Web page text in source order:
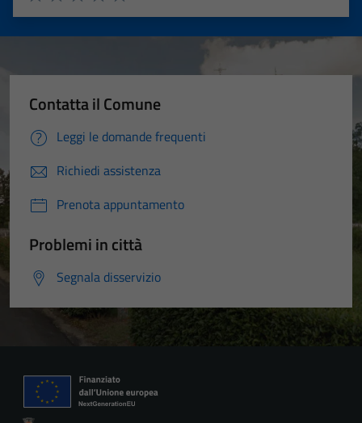
Valuta 5 stelle su 5
Valuta 4 stelle su 5
Valuta 3 stelle su 5
Valuta 2 stelle su 5
Valuta 1 stelle su 5
Contatta il Comune
Leggi le domande frequenti
Richiedi assistenza
Prenota appuntamento
Problemi in città
Segnala disservizio